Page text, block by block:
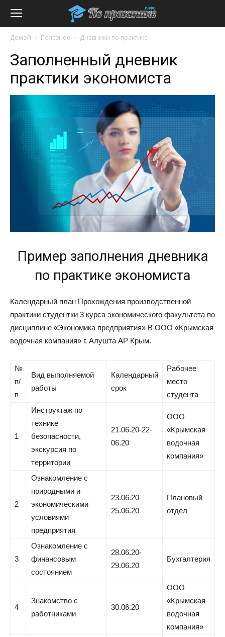
Домой Полезное Дневники по практике
Заполненный дневник
практики экономиста
Пример заполнения дневника
по практике экономиста
Календарный план Прохождения производственной
практики студентки 3 курса экономического факультета по
дисциплине «Экономика предприятия» В ООО «Крымская
водочная компания» г. Алушта АР Крым.
№
п/
п
Вид выполняемой
работы
Календарный
срок
Рабочее
место
студента
1
Инструктаж по
технике
безопасности,
экскурсия по
территории
21.06.20-22-
06.20
ООО
«Крымская
водочная
компания»
2
Ознакомление с
природными и
экономическими
условиями
предприятия
23.06.20-
25.06.20
Плановый
отдел
3
Ознакомление с
финансовым
состоянием
28.06.20-
29.06.20
Бухгалтерия
4
Знакомство с
работниками
30.06.20
ООО
«Крымская
водочная
компания»